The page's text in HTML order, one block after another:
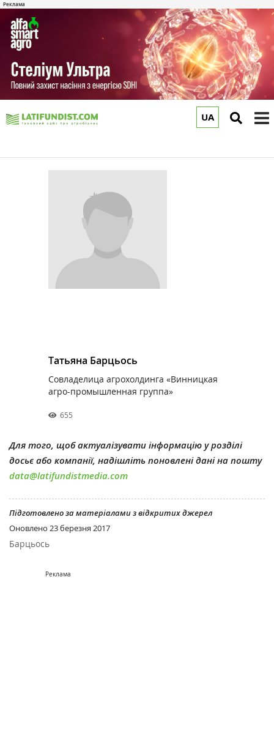
UA
Татьяна Барцьось
Совладелица агрохолдинга «Винницкая
агро-промышленная группа»
655
Для того, щоб актуалізувати інформацію у розділі
досьє або компанії, надішліть поновлені дані на пошту
data@latifundistmedia.com
Підготовлено за матеріалами з відкритих джерел
Оновлено 23 березня 2017
Барцьось
Реклама